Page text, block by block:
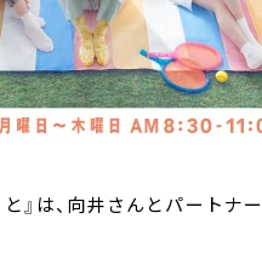
』は、向井さんとパートナ